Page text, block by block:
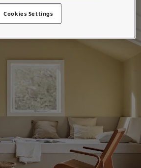
ย
กชันสีใหม่ล่าสุดจากโจตัน
Cookies Settings